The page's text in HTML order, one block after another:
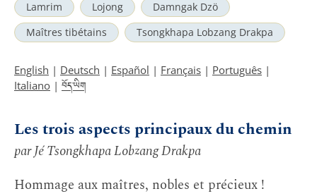
Lamrim Lojong
Damngak Dzö
Maîtres tibétains
Tsongkhapa Lobzang Drakpa
English | Deutsch | Español | Français | Português |
Italiano | བོད་ཡིག
Les trois aspects principaux du chemin
par Jé Tsongkhapa Lobzang Drakpa
Hommage aux maîtres, nobles et précieux !